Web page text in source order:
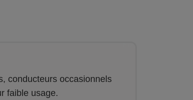
conducteurs occasionnels
faible usage.